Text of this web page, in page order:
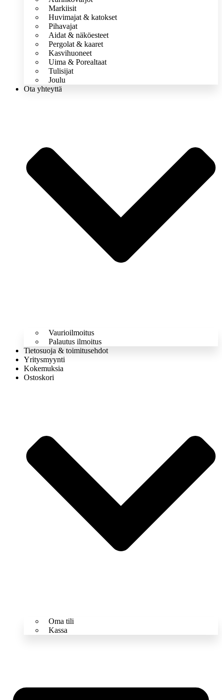
Markiisit
Huvimajat & katokset
Pihavajat
Aidat & näköesteet
Pergolat & kaaret
Kasvihuoneet
Uima & Porealtaat
Tulisijat
Joulu
Ota yhteyttä
Vaurioilmoitus
Palautus ilmoitus
Tietosuoja & toimitusehdot
Yritysmyynti
Kokemuksia
Ostoskori
Oma tili
Kassa